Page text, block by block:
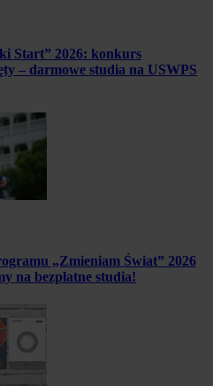
Start” 2026: konkurs
– darmowe studia na USWPS
„Zmieniam Świat” 2026
na bezpłatne studia!